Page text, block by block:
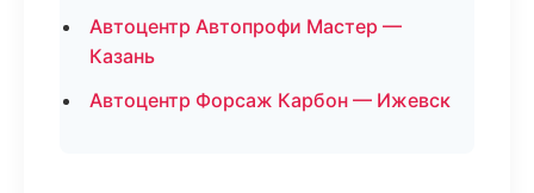
Автоцентр Автопрофи Мастер —
Казань
Автоцентр Форсаж Карбон — Ижевск